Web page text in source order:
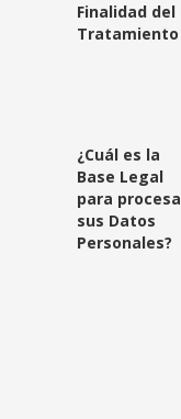
Finalidad del
Tratamiento
¿Cuál es la
Base Legal
para
sus Datos
Personales?